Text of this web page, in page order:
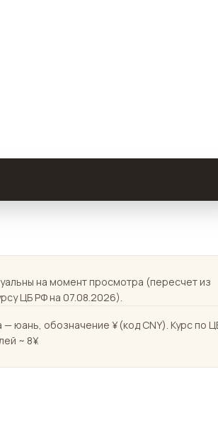
на момент просмотра (пересчет из
ЦБ РФ на 07.08.2026).
юань, обозначение ¥ (код CNY). Курс по
~ 8¥.